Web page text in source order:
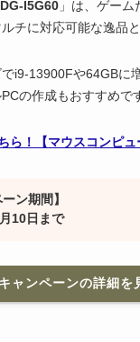
I5G60」は、ゲーム
チに対応可能な逸品
i9-13900Fや64GBに
の作成もおすすめで
ら！【マウスコンピュ
ン期間】
10日まで
キャンペーンの詳細を